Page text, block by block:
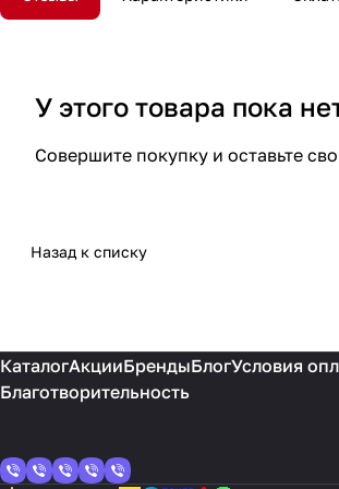
У этого товара пока
Совершите покупку и оставьте
Назад к списку
КаталогАкцииБрендыБлогУсловия
Благотворительность